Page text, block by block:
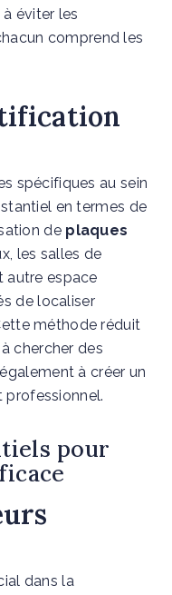
éviter les
comprend les
spécifiques au sein
en termes de
de plaques
les salles de
autre espace
de localiser
méthode réduit
chercher des
à créer un
professionnel.
pour
dans la